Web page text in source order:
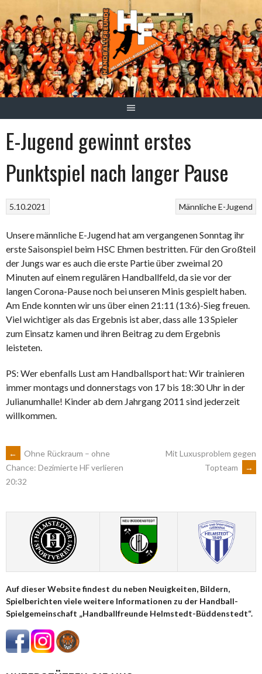
zum
Inhalt
E-Jugend gewinnt erstes
Punktspiel nach langer Pause
Männliche E-Jugend
5.10.2021
Unsere männliche E-Jugend hat am vergangenen Sonntag ihr
erste Saisonspiel beim HSC Ehmen bestritten. Für den Großteil
der Jungs war es auch die erste Partie über zweimal 20
Minuten auf einem regulären Handballfeld, da sie vor der
langen Corona-Pause noch bei unseren Minis gespielt haben.
Am Ende konnten wir uns über einen 21:11 (13:6)-Sieg freuen.
Viel wichtiger als das Ergebnis ist aber, dass alle 13 Spieler
zum Einsatz kamen und ihren Beitrag zu dem Ergebnis
leisteten.
PS: Wer ebenfalls Lust am Handballsport hat: Wir trainieren
immer montags und donnerstags von 17 bis 18:30 Uhr in der
Julianumhalle! Kinder ab dem Jahrgang 2011 sind jederzeit
willkommen.
ARTIKEL-
NAVIGATION
←
Ohne Rückraum – ohne
Chance: Dezimierte HF verlieren
20:32
Mit Luxusproblem gegen
Topteam
→
Auf dieser Website findest du neben Neuigkeiten, Bildern,
Spielberichten viele weitere Informationen zu der Handball-
Spielgemeinschaft „Handballfreunde Helmstedt-Büddenstedt“.